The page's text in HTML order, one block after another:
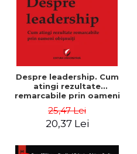
Despre leadership. Cum
atingi rezultate
remarcabile prin oameni
25,47 Lei
20,37 Lei